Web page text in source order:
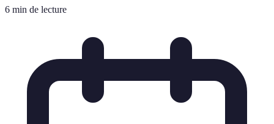
6 min de lecture